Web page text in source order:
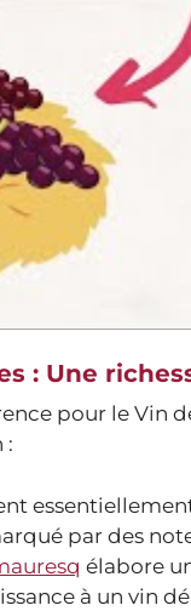
: Une
pour le Vin
:
par des
élabore
à un vin